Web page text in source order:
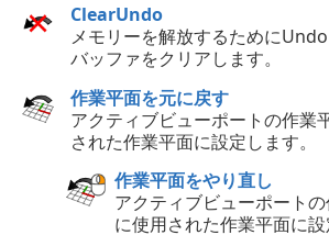
ClearUndo
メモリーを解放するためにUndo
バッファをクリアします。
作業平面を元に戻す
アクティブビューポートの作業
された作業平面に設定します。
作業平面をやり直し
アクティブビューポート
に使用された作業平面に設